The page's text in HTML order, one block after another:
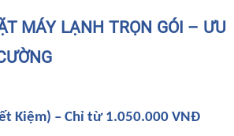
MÁY LẠNH TRỌN GÓI – ƯU
Kiệm) – Chỉ từ 1.050.000 VNĐ